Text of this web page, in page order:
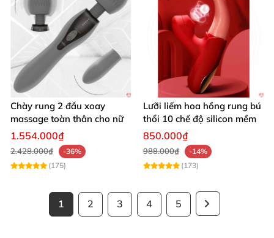
Chày rung 2 đầu xoay
massage toàn thân cho nữ
1.554.000₫
2.428.000₫
-36%
(175)
Lưỡi liếm hoa hồng rung bú
thổi 10 chế độ silicon mềm
850.000₫
988.000₫
-14%
(173)
1 2 3 4 5